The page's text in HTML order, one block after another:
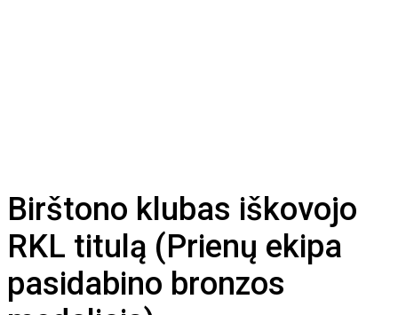
Birštono klubas iškovojo
RKL titulą (Prienų ekipa
pasidabino bronzos